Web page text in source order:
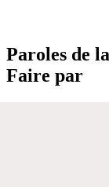
Paroles de
Faire par